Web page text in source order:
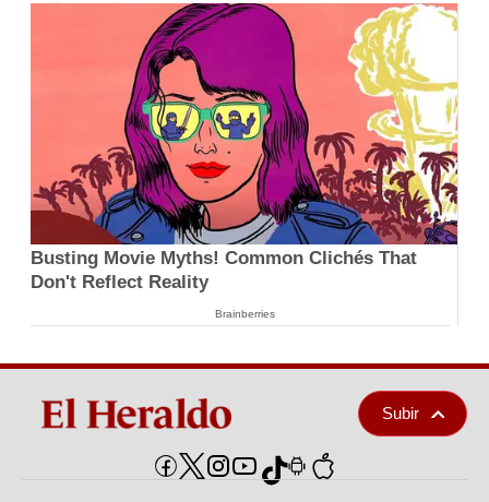
Busting Movie Myths! Common Clichés That
Don't Reflect Reality
Brainberries
Subir